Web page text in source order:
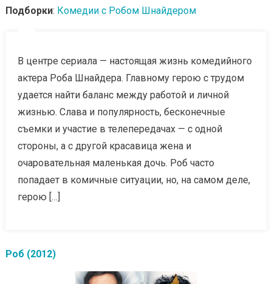
Подборки: Комедии с Робом Шнайдером
В центре сериала — настоящая жизнь комедийного
актера Роба Шнайдера. Главному герою с трудом
удается найти баланс между работой и личной
жизнью. Слава и популярность, бесконечные
съемки и участие в телепередачах — с одной
стороны, а с другой красавица жена и
очаровательная маленькая дочь. Роб часто
попадает в комичные ситуации, но, на самом деле,
герою […]
Роб (2012)